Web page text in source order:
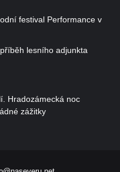
festival Performance v
lesního adjunkta
Hradozámecká noc
zážitky